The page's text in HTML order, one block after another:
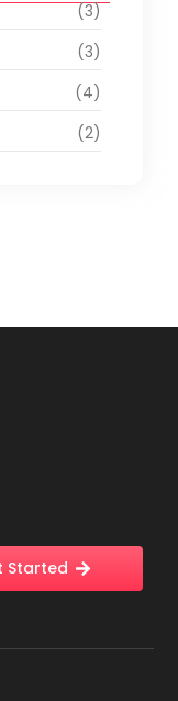
(3)
(3)
(4)
(2)
Started